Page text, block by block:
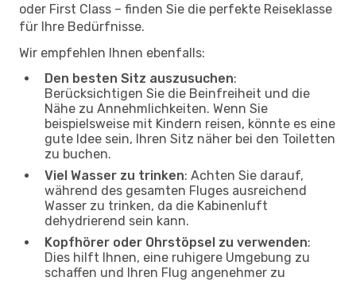
oder First Class – finden Sie die perfekte Reiseklasse
für Ihre Bedürfnisse.
Wir empfehlen Ihnen ebenfalls:
Den besten Sitz auszusuchen:
Berücksichtigen Sie die Beinfreiheit und die
Nähe zu Annehmlichkeiten. Wenn Sie
beispielsweise mit Kindern reisen, könnte es eine
gute Idee sein, Ihren Sitz näher bei den Toiletten
zu buchen.
Viel Wasser zu trinken: Achten Sie darauf,
während des gesamten Fluges ausreichend
Wasser zu trinken, da die Kabinenluft
dehydrierend sein kann.
Kopfhörer oder Ohrstöpsel zu verwenden:
Dies hilft Ihnen, eine ruhigere Umgebung zu
schaffen und Ihren Flug angenehmer zu